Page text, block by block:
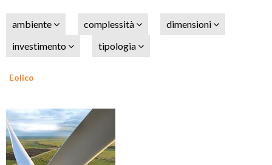
ambiente complessità
dimensioni
investimento
tipologia
Eolico